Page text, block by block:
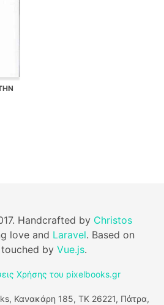
Handcrafted by Christos
love and Laravel. Based on
touched by Vue.js.
Χρήσης του pixelbooks.gr
Κανακάρη 185, ΤΚ 26221, Πάτρα,